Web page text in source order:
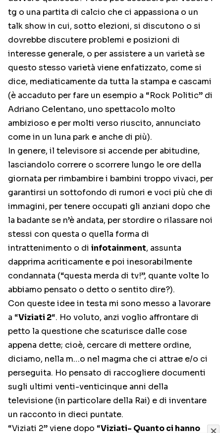
tg o una partita di calcio che ci appassiona o un
talk show in cui, sotto elezioni, si discutono o si
dovrebbe discutere problemi e posizioni di
interesse generale, o per assistere a un varietà se
questo stesso varietà viene enfatizzato, come si
dice, mediaticamente da tutta la stampa e cascami
(è accaduto per fare un esempio a “Rock Politic” di
Adriano Celentano, uno spettacolo molto
ambizioso e per molti verso riuscito, annunciato
come in un luna park e anche di più).
In genere, il televisore si accende per abitudine,
lasciandolo correre o scorrere lungo le ore della
giornata per rimbambire i bambini troppo vivaci, per
garantirsi un sottofondo di rumori e voci più che di
immagini, per tenere occupati gli anziani dopo che
la badante se n’è andata, per stordire o rilassare noi
stessi con questa o quella forma di
intrattenimento o di infotainment, assunta
dapprima acriticamente e poi inesorabilmente
condannata (“questa merda di tv!”, quante volte lo
abbiamo pensato o detto o sentito dire?).
Con queste idee in testa mi sono messo a lavorare
a “Viziati 2“. Ho voluto, anzi voglio affrontare di
petto la questione che scaturisce dalle cose
appena dette; cioè, cercare di mettere ordine,
diciamo, nella m…o nel magma che ci attrae e/o ci
perseguita. Ho pensato di raccogliere documenti
sugli ultimi venti-venticinque anni della
televisione (in particolare della Rai) e di inventare
un racconto in dieci puntate.
“Viziati 2” viene dopo “Viziati- Quanto ci hanno